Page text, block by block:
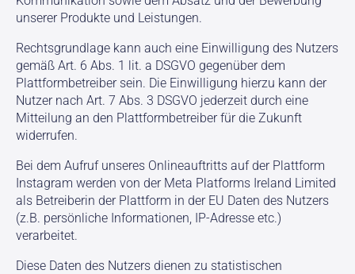
unserer Produkte und Leistungen.
Rechtsgrundlage kann auch eine Einwilligung des Nutzers
gemäß Art. 6 Abs. 1 lit. a DSGVO gegenüber dem
Plattformbetreiber sein. Die Einwilligung hierzu kann der
Nutzer nach Art. 7 Abs. 3 DSGVO jederzeit durch eine
Mitteilung an den Plattformbetreiber für die Zukunft
widerrufen.
Bei dem Aufruf unseres Onlineauftritts auf der Plattform
Instagram werden von der Meta Platforms Ireland Limited
als Betreiberin der Plattform in der EU Daten des Nutzers
(z.B. persönliche Informationen, IP-Adresse etc.)
verarbeitet.
Diese Daten des Nutzers dienen zu statistischen